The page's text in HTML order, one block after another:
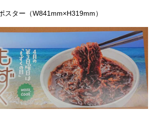
スター（W841mm×H319mm）